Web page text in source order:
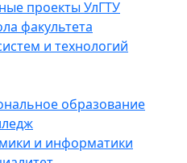
проекты УлГТУ
факультета
и технологий
образование
и информатики